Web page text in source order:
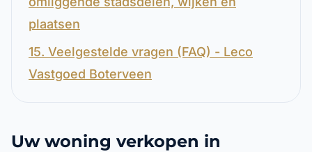
plaatsen
15. Veelgestelde vragen (FAQ) - Leco
Vastgoed Boterveen
Uw woning verkopen in